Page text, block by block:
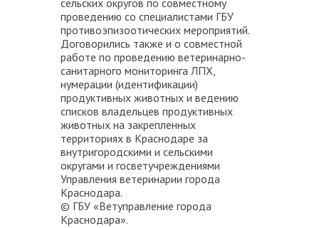
сельских округов по совместному
проведению со специалистами ГБУ
противоэпизоотических мероприятий.
Договорились также и о совместной
работе по проведению ветеринарно-
санитарного мониторинга ЛПХ,
нумерации (идентификации)
продуктивных животных и ведению
списков владельцев продуктивных
животных на закрепленных
территориях в Краснодаре за
внутригородскими и сельскими
округами и госветучреждениями
Управления ветеринарии города
Краснодара.
© ГБУ «Ветуправление города
Краснодара».